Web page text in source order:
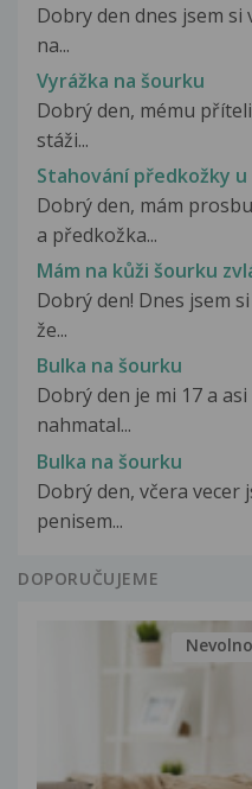
Dobry den dnes jsem
na...
Vyrážka na šourku
Dobrý den, mému
stáži...
Stahování předkožky
Dobrý den, mám
a předkožka...
Mám na kůži šourku
Dobrý den! Dnes jsem
že...
Bulka na šourku
Dobrý den je mi 17 a
nahmatal...
Bulka na šourku
Dobrý den, včera vecer
penisem...
DOPORUČUJEME